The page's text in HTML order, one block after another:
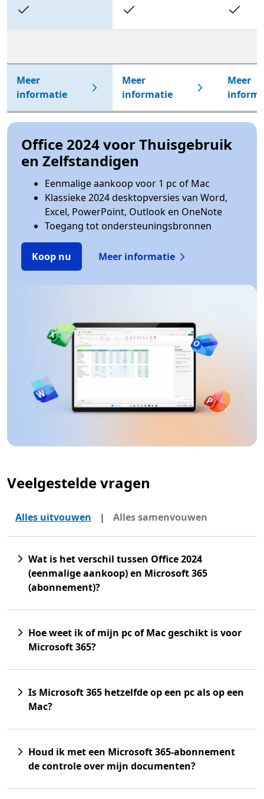
Meer
informatie
Meer
informatie
Meer
Office 2024 voor Thuisgebruik
en Zelfstandigen
Eenmalige aankoop voor 1 pc of Mac
Klassieke 2024 desktopversies van Word,
Excel, PowerPoint, Outlook en OneNote
Toegang tot ondersteuningsbronnen
Koop nu Meer informatie
Veelgestelde vragen
Alles uitvouwen | Alles samenvouwen
Wat is het verschil tussen Office 2024
(eenmalige aankoop) en Microsoft 365
(abonnement)?
Hoe weet ik of mijn pc of Mac geschikt is voor
Microsoft 365?
Is Microsoft 365 hetzelfde op een pc als op een
Mac?
Houd ik met een Microsoft 365-abonnement
de controle over mijn documenten?